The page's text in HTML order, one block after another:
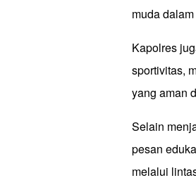
muda
Kapolres
sportivitas,
yang aman
Selain
pesan
melalui